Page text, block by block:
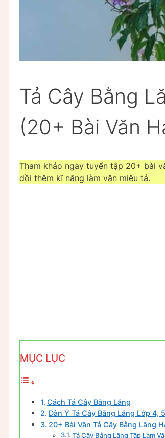
Tả Cây Bằng
(20+ Bài Văn
Tham khảo ngay tuyển tập 20+ bài
dồi thêm kĩ năng làm văn miêu tả.
MỤC LỤC
Cách Tả Cây Bằng Lăng
Dàn Ý Tả Cây Bằng Lăng Lớp 4, 5
20+ Bài Văn Tả Cây Bằng Lăng
Tả Cây Bằng Lăng Tập Làm